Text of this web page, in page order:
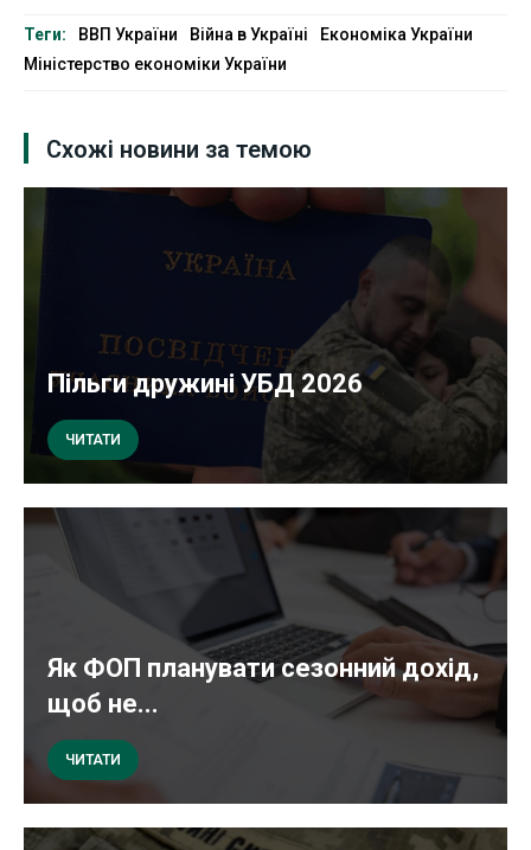
Теги: ВВП України Війна в Україні
Економіка України
Міністерство економіки України
Схожі новини за темою
Пільги дружині УБД 2026
ЧИТАТИ
Як ФОП планувати сезонний дохід,
щоб не...
ЧИТАТИ